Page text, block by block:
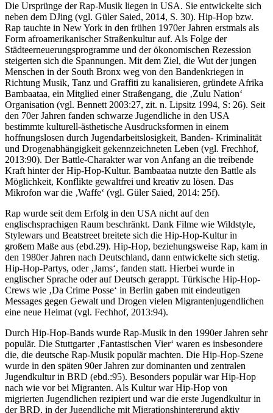
Die Ursprünge der Rap-Musik liegen in USA. Sie entwickelte sich
neben dem DJing (vgl. Güler Saied, 2014, S. 30). Hip-Hop bzw.
Rap tauchte in New York in den frühen 1970er Jahren erstmals als
Form afroamerikanischer Straßenkultur auf. Als Folge der
Städteerneuerungsprogramme und der ökonomischen Rezession
steigerten sich die Spannungen. Mit dem Ziel, die Wut der jungen
Menschen in der South Bronx weg von den Bandenkriegen in
Richtung Musik, Tanz und Graffiti zu kanalisieren, gründete Afrika
Bambaataa, ein Mitglied einer Straßengang, die ‚Zulu Nation‘
Organisation (vgl. Bennett 2003:27, zit. n. Lipsitz 1994, S: 26). Seit
den 70er Jahren fanden schwarze Jugendliche in den USA
bestimmte kulturell-ästhetische Ausdrucksformen in einem
hoffnungslosen durch Jugendarbeitslosigkeit, Banden- Kriminalität
und Drogenabhängigkeit gekennzeichneten Leben (vgl. Frechhof,
2013:90). Der Battle-Charakter war von Anfang an die treibende
Kraft hinter der Hip-Hop-Kultur. Bambaataa nutzte den Battle als
Möglichkeit, Konflikte gewaltfrei und kreativ zu lösen. Das
Mikrofon war die ‚Waffe‘ (vgl. Güler Saied, 2014: 25f).
Rap wurde seit dem Erfolg in den USA nicht auf den
englischsprachigen Raum beschränkt. Dank Filme wie Wildstyle,
Stylewars und Beatstreet breitete sich die Hip-Hop-Kultur in
großem Maße aus (ebd.29). Hip-Hop, beziehungsweise Rap, kam in
den 1980er Jahren nach Deutschland, dann entwickelte sich stetig.
Hip-Hop-Partys, oder ‚Jams‘, fanden statt. Hierbei wurde in
englischer Sprache oder auf Deutsch gerappt. Türkische Hip-Hop-
Crews wie ‚Da Crime Posse‘ in Berlin gaben mit eindeutigen
Messages gegen Gewalt und Drogen vielen Migrantenjugendlichen
eine neue Heimat (vgl. Fechhof, 2013:94).
Durch Hip-Hop-Bands wurde Rap-Musik in den 1990er Jahren sehr
populär. Die Stuttgarter ‚Fantastischen Vier‘ waren es insbesondere
die, die deutsche Rap-Musik populär machten. Die Hip-Hop-Szene
wurde in den späten 90er Jahren zur dominanten und zentralen
Jugendkultur in BRD (ebd.:95). Besonders populär war Hip-Hop
nach wie vor bei Migranten. Als Kultur war Hip-Hop von
migrierten Jugendlichen rezipiert und war die erste Jugendkultur in
der BRD, in der Jugendliche mit Migrationshintergrund aktiv